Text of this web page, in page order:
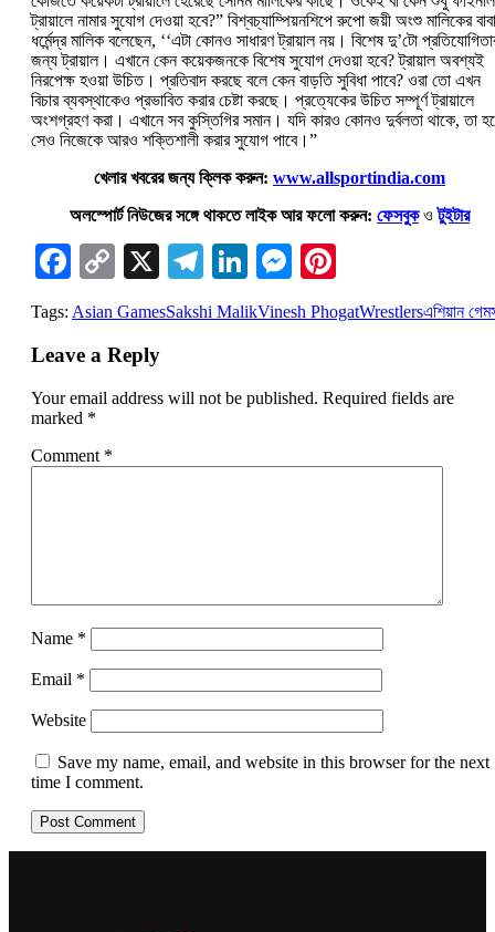
ট্রায়ালে নামার সুযোগ দেওয়া হবে?” বিশ্বচ্যাম্পিয়নশিপে রুপো জয়ী অংশু মালিকের বাবা
ধর্মেন্দ্র মালিক বলেছেন, ‘‘এটা কোনও সাধারণ ট্রায়াল নয়। বিশেষ দু’টো
জন্য ট্রায়াল। এখানে কেন কয়েকজনকে বিশেষ সুযোগ দেওয়া হবে? ট্রায়াল অবশ্যই
নিরপেক্ষ হওয়া উচিত। প্রতিবাদ করছে বলে কেন বাড়তি সুবিধা পাবে? ওরা তো এখন
বিচার ব্যবস্থাকেও প্রভাবিত করার চেষ্টা করছে। প্রত্যেকের উচিত সম্পূর্ণ ট্রায়ালে
অংশগ্রহণ করা। এখানে সব কুস্তিগির সমান। যদি কারও কোনও দুর্বলতা থাকে, তা
সেও নিজেকে আরও শক্তিশালী করার সুযোগ পাবে।”
খেলার খবরের জন্য ক্লিক করুন: www.allsportindia.com
অলস্পোর্ট নিউজের সঙ্গে থাকতে লাইক আর ফলো করুন: ফেসবুকওটুইটার
Facebook
Copy
Link
X Telegram
LinkedIn
Messenger
Tags: Asian GamesSakshi MalikVinesh PhogatWrestlersএশিয়ান
Leave a Reply
Your email address will not be published. Required fields are
marked *
Comment *
Name *
Email *
Website
Save my name, email, and website in this browser for the next
time I comment.